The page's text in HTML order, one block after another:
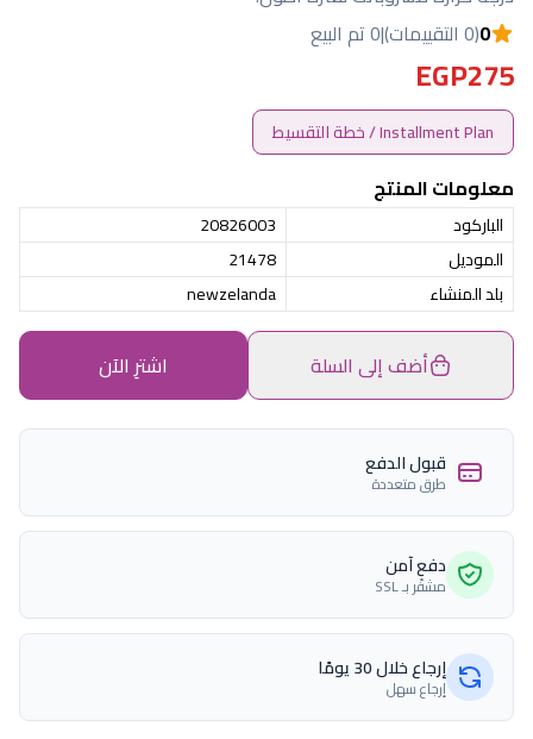
0(0 التقييمات) |0 تم البيع
EGP275
Installment Plan / خطة التقسيط
معلومات المنتج
الباركود
20826003
الموديل
21478
بلد المنشاء
newzelanda
أضف إلى السلة اشترِ الآن
قبول الدفع
طرق متعددة
دفع آمن
مشفّر بـ SSL
إرجاع خلال 30 يومًا
إرجاع سهل